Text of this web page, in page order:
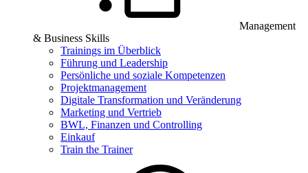
Management
& Business Skills
Trainings im Überblick
Führung und Leadership
Persönliche und soziale Kompetenzen
Projektmanagement
Digitale Transformation und Veränderung
Marketing und Vertrieb
BWL, Finanzen und Controlling
Einkauf
Train the Trainer